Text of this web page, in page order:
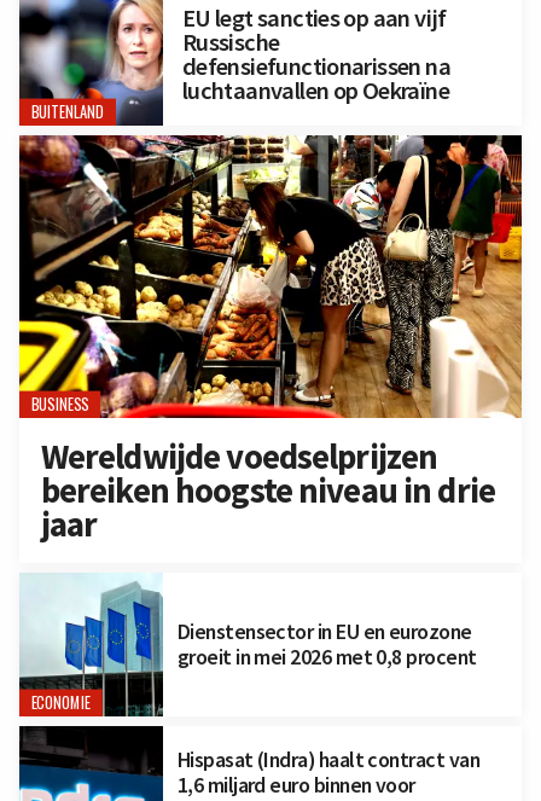
BUITENLAND
EU legt sancties op aan vijf
Russische
defensiefunctionarissen na
luchtaanvallen op Oekraïne
BUSINESS
Wereldwijde voedselprijzen
bereiken hoogste niveau in drie
jaar
ECONOMIE
Dienstensector in EU en eurozone
groeit in mei 2026 met 0,8 procent
Hispasat (Indra) haalt contract van
1,6 miljard euro binnen voor